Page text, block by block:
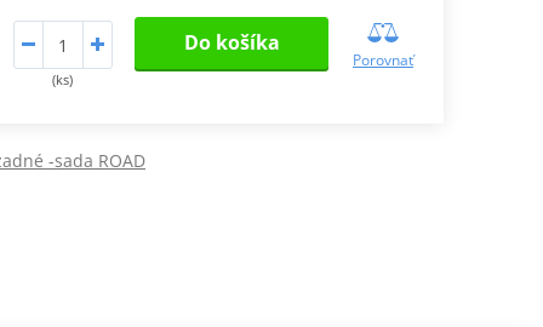
(ks)
Do košíka
Porovnať
-sada ROAD